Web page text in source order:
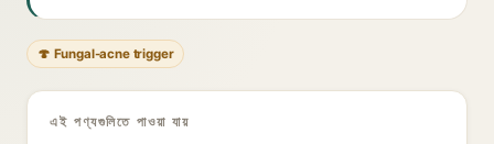
🍄 Fungal-acne trigger
এই পণ্যগুলিতে পাওয়া যায়